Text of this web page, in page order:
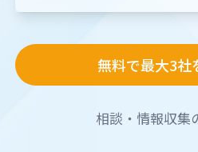
無料で最大3社
相談・情報収集